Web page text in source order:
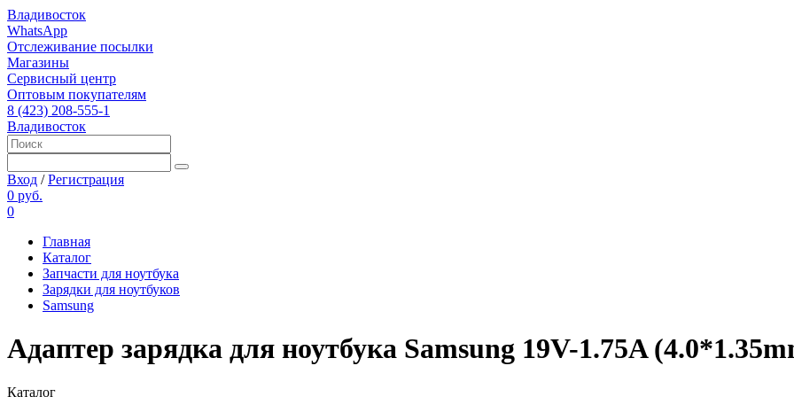
Владивосток
WhatsApp
Отслеживание посылки
Магазины
Сервисный центр
Оптовым покупателям
8 (423) 208-555-1
Владивосток
Вход /Регистрация
0 руб.
0
Главная
Каталог
Запчасти для ноутбука
Зарядки для ноутбуков
Samsung
Адаптер зарядка для ноутбука Samsung 19V-1.75A
Каталог